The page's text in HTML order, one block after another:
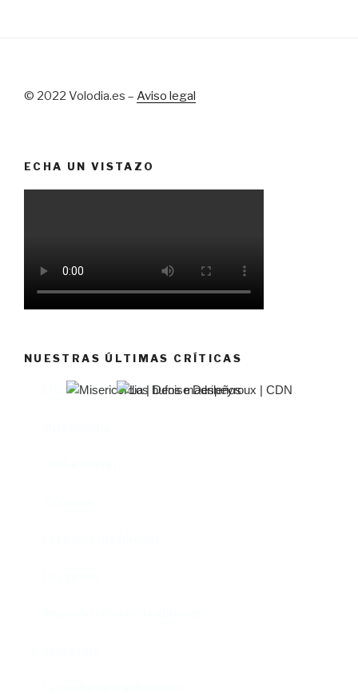
© 2022 Volodia.es – Aviso legal
ECHA UN VISTAZO
NUESTRAS ÚLTIMAS CRÍTICAS
El castillo de Lindabridis